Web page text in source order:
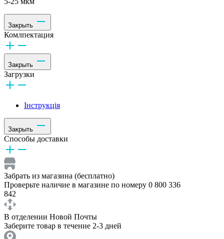
Закрыть
Комлпектация
Закрыть
Загрузки
Інструкція
Закрыть
Способы доставки
Забрать из магазина (бесплатно)
Проверьте наличие в магазине по номеру 0 800 336
842
В отделении Новой Почты
Заберите товар в течение 2-3 дней